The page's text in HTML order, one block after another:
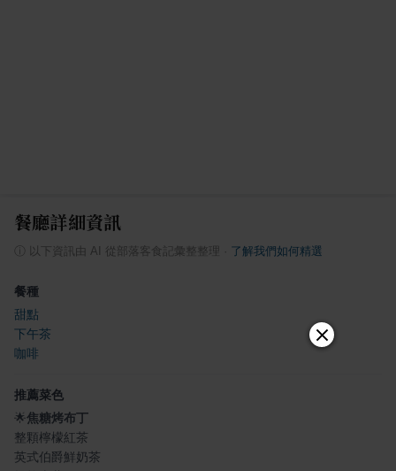
餐廳詳細資訊
ⓘ 以下資訊由 AI 從部落客食記彙整整理 了解我們如何精選
餐種
甜點
下午茶
咖啡
推薦菜色
🌟焦糖烤布丁
整顆檸檬紅茶
英式伯爵鮮奶茶